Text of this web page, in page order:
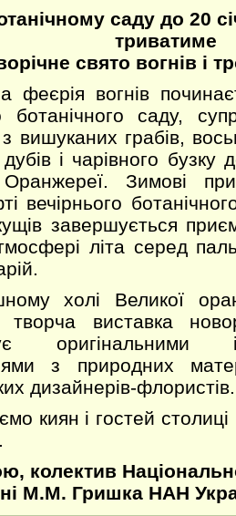
саду до 20
триватиме
свято вогнів і
феєрія вогнів
ботанічного саду,
вишуканих грабів,
і чарівного бузку
Оранжереї. Зимові
вечірнього
завершується
літа серед
холі Великої
виставка
оригінальними
з природних
дизайнерів-флористів.
киян і гостей
колектив
М.М. Гришка НАН